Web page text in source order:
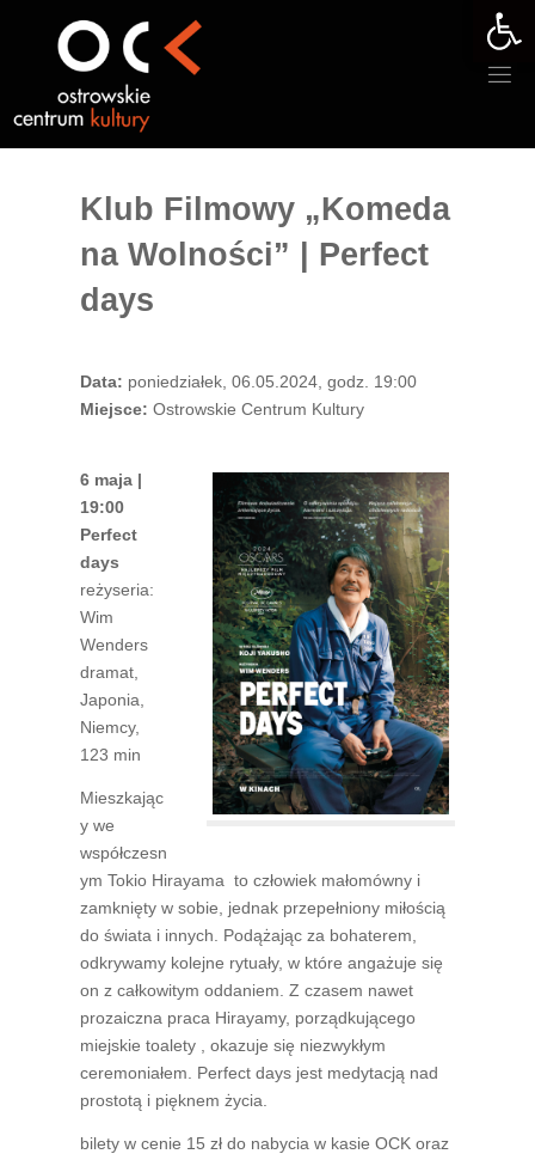
Klub Filmowy „Komeda
na Wolności” | Perfect
days
Data: poniedziałek, 06.05.2024, godz. 19:00
Miejsce: Ostrowskie Centrum Kultury
6 maja |
19:00
Perfect
days
reżyseria:
Wim
Wenders
dramat,
Japonia,
Niemcy,
123 min
Mieszkając
y we
współczesn
ym Tokio Hirayama to człowiek małomówny i
zamknięty w sobie, jednak przepełniony miłością
do świata i innych. Podążając za bohaterem,
odkrywamy kolejne rytuały, w które angażuje się
on z całkowitym oddaniem. Z czasem nawet
prozaiczna praca Hirayamy, porządkującego
miejskie toalety , okazuje się niezwykłym
ceremoniałem. Perfect days jest medytacją nad
prostotą i pięknem życia.
bilety w cenie 15 zł do nabycia w kasie OCK oraz